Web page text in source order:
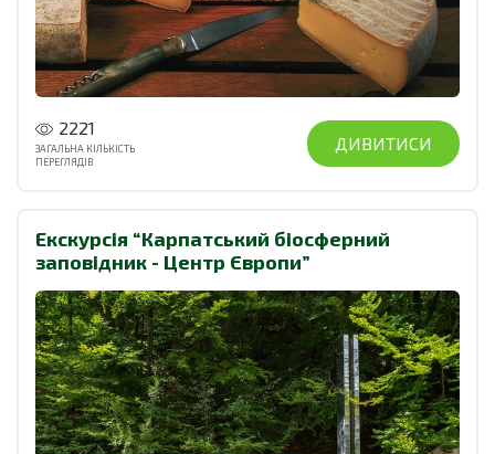
2221
ЗАГАЛЬНА КІЛЬКІСТЬ
ПЕРЕГЛЯДІВ
ДИВИТИСИ
Екскурсія “Карпатський біосферний
заповідник - Центр Європи”